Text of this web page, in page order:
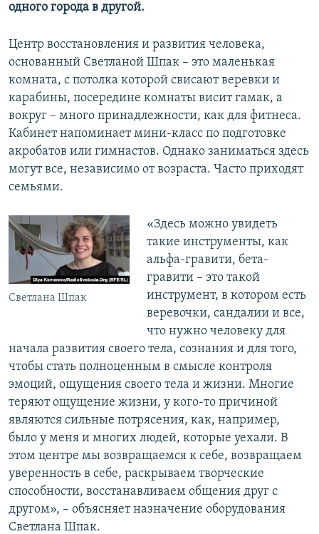
одного города в другой.
Центр восстановления и развития человека,
основанный Светланой Шпак – это маленькая
комната, с потолка которой свисают веревки и
карабины, посередине комнаты висит гамак, а
вокруг – много принадлежности, как для фитнеса.
Кабинет напоминает мини-класс по подготовке
акробатов или гимнастов. Однако заниматься здесь
могут все, независимо от возраста. Часто приходят
семьями.
Светлана Шпак
«Здесь можно увидеть
такие инструменты, как
альфа-гравити, бета-
гравити – это такой
инструмент, в котором есть
веревочки, сандалии и все,
что нужно человеку для
начала развития своего тела, сознания и для того,
чтобы стать полноценным в смысле контроля
эмоций, ощущения своего тела и жизни. Многие
теряют ощущение жизни, у кого-то причиной
являются сильные потрясения, как, например,
было у меня и многих людей, которые уехали. В
этом центре мы возвращаемся к себе, возвращаем
уверенность в себе, раскрываем творческие
способности, восстанавливаем общения друг с
другом», – объясняет назначение оборудования
Светлана Шпак.